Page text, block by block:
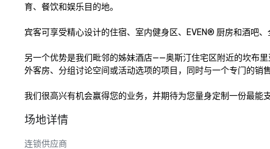
育、餐饮和娱乐目的地。
宾客可享受精心设计的住宿、室内健身区、EVEN® 厨房和酒吧
另一个优势是我们毗邻的姊妹酒店——奥斯汀住宅区附近的坎布
外客房、分组讨论空间或活动选项的项目，同时与一个专门的销
我们很高兴有机会赢得您的业务，并期待为您量身定制一份最能
场地详情
连锁供应商